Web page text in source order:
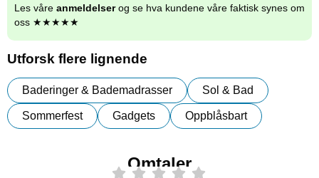
Les våre anmeldelserog se hva kundene våre faktisk synes om
oss ★★★★★
Utforsk flere lignende
Baderinger & Bademadrasser Sol & Bad
Sommerfest Gadgets Oppblåsbart
Omtaler